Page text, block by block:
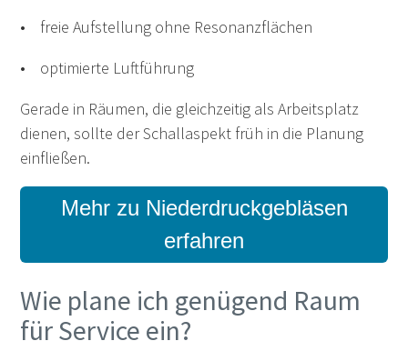
• freie Aufstellung ohne Resonanzflächen
• optimierte Luftführung
Gerade in Räumen, die gleichzeitig als Arbeitsplatz
dienen, sollte der Schallaspekt früh in die Planung
einfließen.
Mehr zu Niederdruckgebläsen
erfahren
Wie plane ich genügend Raum
für Service ein?